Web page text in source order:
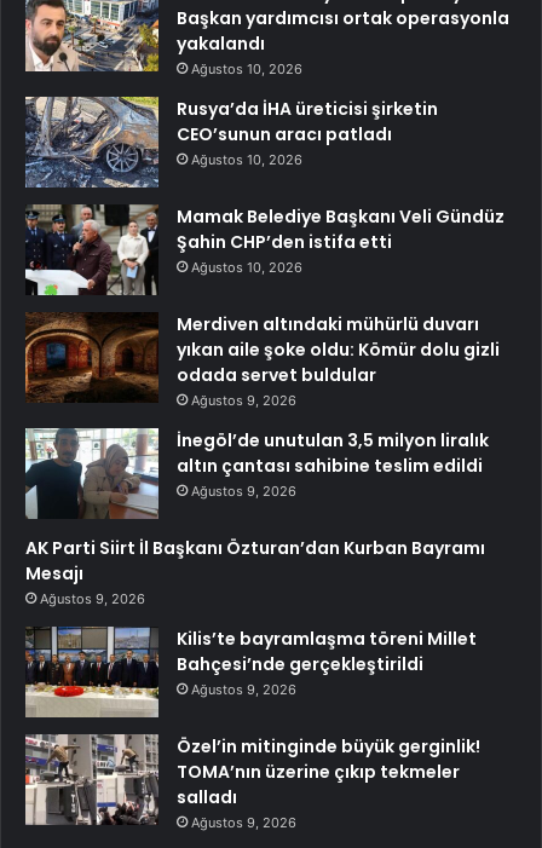
Başkan yardımcısı ortak operasyonla
yakalandı
Ağustos 10, 2026
Rusya’da İHA üreticisi şirketin
CEO’sunun aracı patladı
Ağustos 10, 2026
Mamak Belediye Başkanı Veli Gündüz
Şahin CHP’den istifa etti
Ağustos 10, 2026
Merdiven altındaki mühürlü duvarı
yıkan aile şoke oldu: Kömür dolu gizli
odada servet buldular
Ağustos 9, 2026
İnegöl’de unutulan 3,5 milyon liralık
altın çantası sahibine teslim edildi
Ağustos 9, 2026
AK Parti Siirt İl Başkanı Özturan’dan Kurban Bayramı
Mesajı
Ağustos 9, 2026
Kilis’te bayramlaşma töreni Millet
Bahçesi’nde gerçekleştirildi
Ağustos 9, 2026
Özel’in mitinginde büyük gerginlik!
TOMA’nın üzerine çıkıp tekmeler
salladı
Ağustos 9, 2026